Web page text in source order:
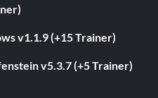
v1.1.9 (+15 Trainer)
v5.3.7 (+5 Trainer)